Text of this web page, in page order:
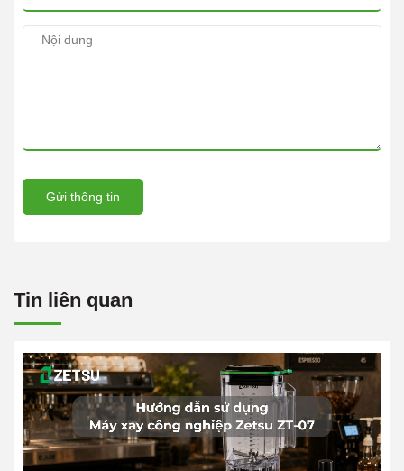
Gửi thông tin
Tin liên quan